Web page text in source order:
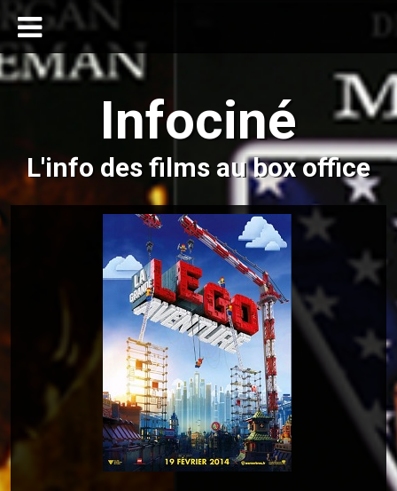
Infociné
L'info des films au box office